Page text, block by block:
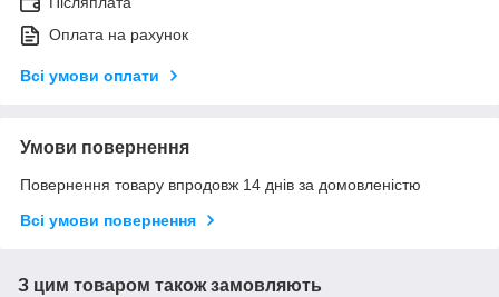
Оплата на рахунок
Всі умови оплати
Умови повернення
Повернення товару впродовж 14 днів за домовленістю
Всі умови повернення
З цим товаром також замовляють